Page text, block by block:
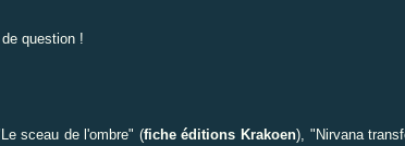
question !
sceau de l'ombre" (fiche éditions Krakoen), "Nirvana